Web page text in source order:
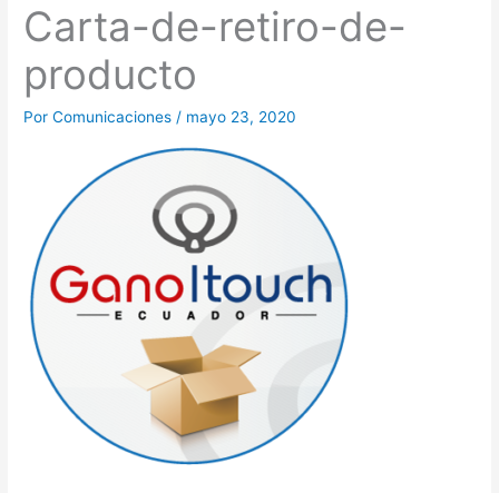
Carta-de-retiro-de-
producto
PorComunicaciones / mayo 23, 2020